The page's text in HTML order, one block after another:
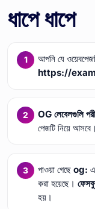
ধাপে ধাপে
আপনি যে
https://
OG লেবেলগুলি
পেজটি নিয়ে আসবে।
পাওয়া গেছে og:
করা হয়েছে।
হয়।